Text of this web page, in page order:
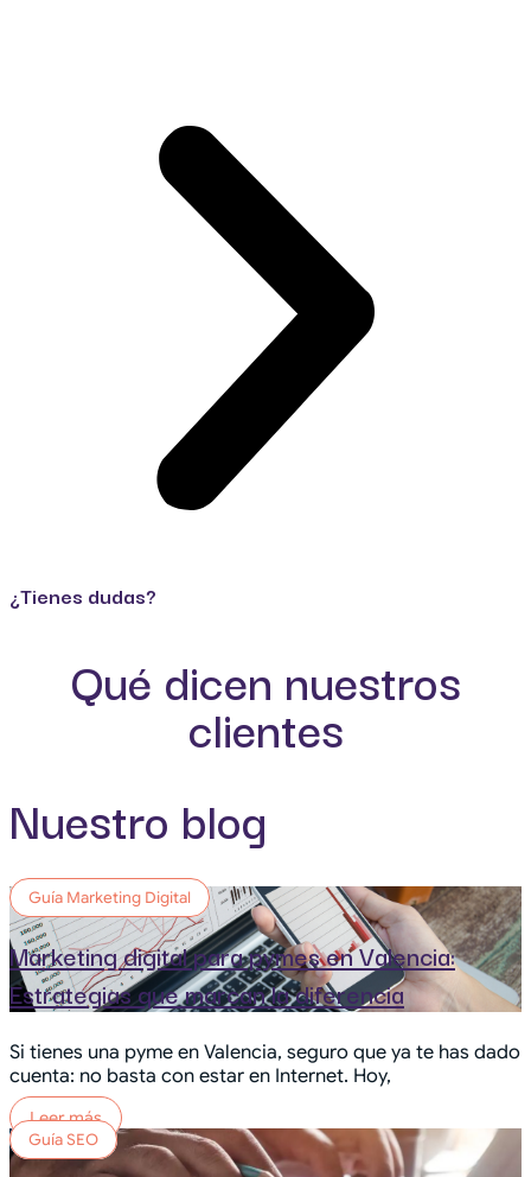
¿Tienes dudas?
Qué dicen nuestros
clientes
Nuestro blog
Guía Marketing Digital
Marketing digital para pymes en Valencia:
Estrategias que marcan la diferencia
Si tienes una pyme en Valencia, seguro que ya te has dado
cuenta: no basta con estar en Internet. Hoy,
Leer más
Guía SEO